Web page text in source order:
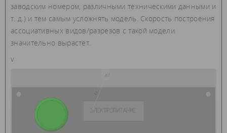
заводским номером, различными техническими данными и
т. д.) и тем самым усложнять модель. Скорость построения
ассоциативных видов/разрезов с такой модели
значительно вырастет.
v